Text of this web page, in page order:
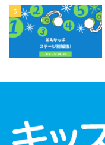
3